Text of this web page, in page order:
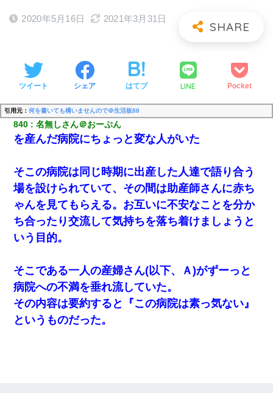
2020年5月16日 2021年3月31日
ツイート シェア はてブ LINE Pocket
引用元： 何を書いても構いませんので＠生活板88
840 名無しさん＠おーぷん
を産んだ病院にちょっと変な人がいた
そこの病院は同じ時期に出産した人達で語り合う
場を設けられていて、その間は助産師さんに赤ち
ゃんを見てもらえる。お互いに不安なことを分か
ち合ったり交流して気持ちを落ち着けましょうと
いう目的。
そこである一人の産婦さん(以下、Ａ)がずーっと
病院への不満を垂れ流していた。
その内容は要約すると『この病院は素っ気ない』
というものだった。